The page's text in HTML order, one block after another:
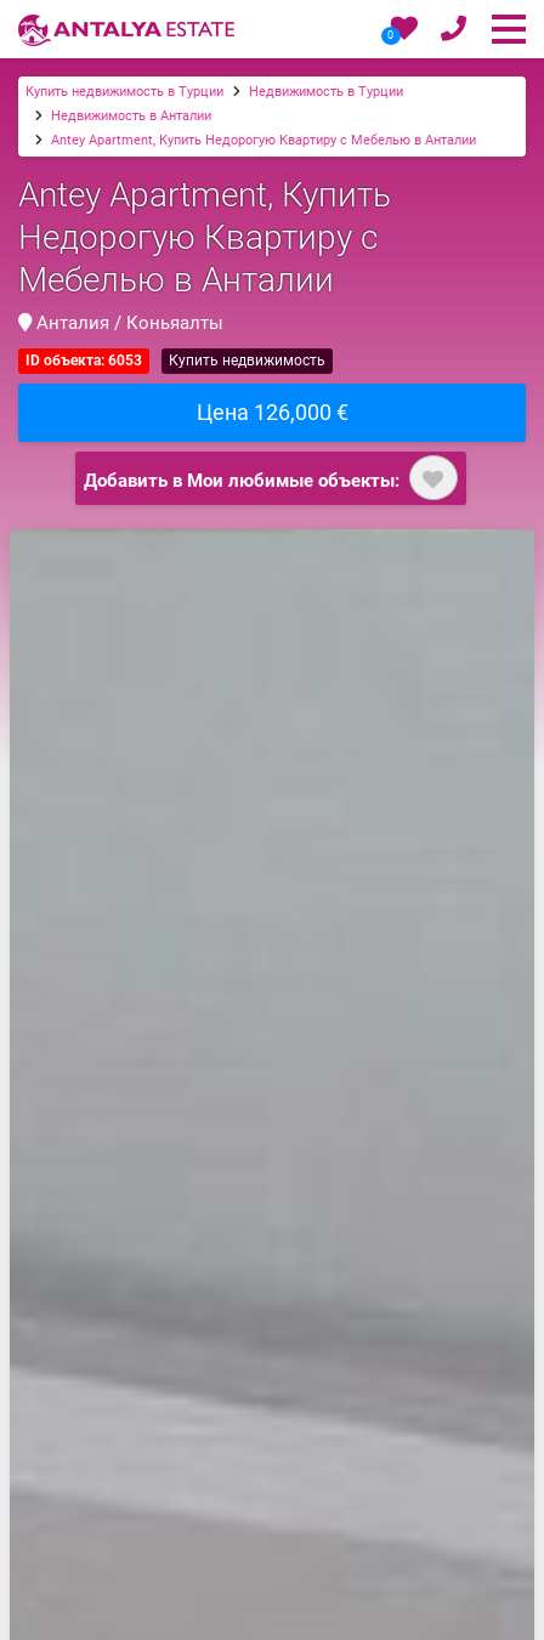
0
Купить недвижимость в Турции
Недвижимость в Турции
Недвижимость в Анталии
Antey Apartment, Купить Недорогую Квартиру с Мебелью в Анталии
Antey Apartment, Купить
Недорогую Квартиру с
Мебелью в Анталии
Анталия / Коньяалты
ID объекта: 6053 Купить недвижимость
Цена 126,000 €
Добавить в Мои любимые объекты: